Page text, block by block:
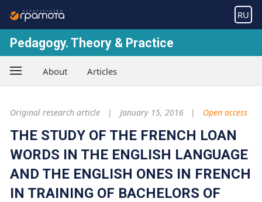
RU
Pedagogy. Theory & Practice
About Articles
Original research article January 15, 2016 Open access
THE STUDY OF THE FRENCH LOAN
WORDS IN THE ENGLISH LANGUAGE
AND THE ENGLISH ONES IN FRENCH
IN TRAINING OF BACHELORS OF